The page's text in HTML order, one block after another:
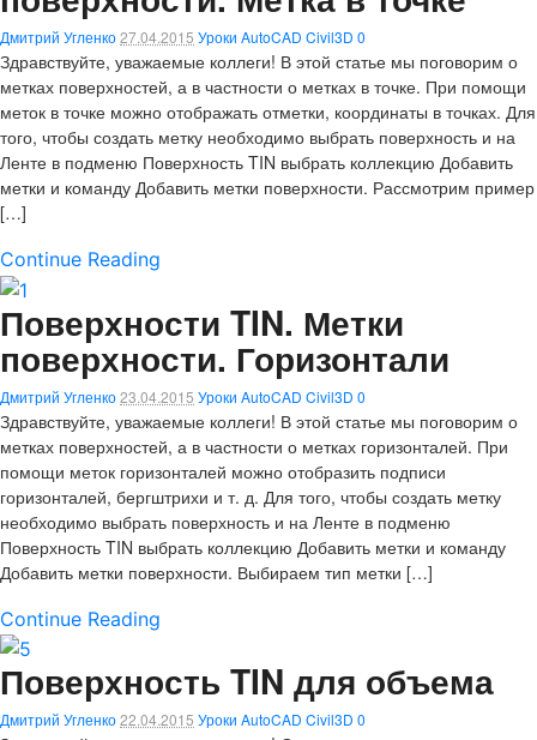
Дмитрий Угленко27.04.2015 Уроки AutoCAD Civil3D 0
Здравствуйте, уважаемые коллеги! В этой статье мы поговорим о
метках поверхностей, а в частности о метках в точке. При помощи
меток в точке можно отображать отметки, координаты в точках. Для
того, чтобы создать метку необходимо выбрать поверхность и на
Ленте в подменю Поверхность TIN выбрать коллекцию Добавить
метки и команду Добавить метки поверхности. Рассмотрим пример
[…]
Continue Reading
Поверхности TIN. Метки
поверхности. Горизонтали
Дмитрий Угленко23.04.2015 Уроки AutoCAD Civil3D 0
Здравствуйте, уважаемые коллеги! В этой статье мы поговорим о
метках поверхностей, а в частности о метках горизонталей. При
помощи меток горизонталей можно отобразить подписи
горизонталей, бергштрихи и т. д. Для того, чтобы создать метку
необходимо выбрать поверхность и на Ленте в подменю
Поверхность TIN выбрать коллекцию Добавить метки и команду
Добавить метки поверхности. Выбираем тип метки […]
Continue Reading
Поверхность TIN для объема
Дмитрий Угленко22.04.2015 Уроки AutoCAD Civil3D 0